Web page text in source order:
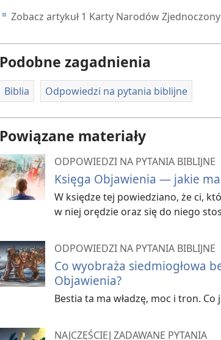
d Zobacz artykuł 1 Karty Narodów
Podobne zagadnienia
Biblia Odpowiedzi na pytania biblijne
Powiązane materiały
ODPOWIEDZI NA PYTANIA BIBLIJNE
Księga Objawienia — jakie
W księdze tej powiedziano, że ci,
w niej orędzie oraz się do niego
ODPOWIEDZI NA PYTANIA BIBLIJNE
Co wyobraża siedmiogłowa
Objawienia?
Bestia ta ma władzę, moc i tron.
NAJCZĘŚCIEJ ZADAWANE PYTANIA